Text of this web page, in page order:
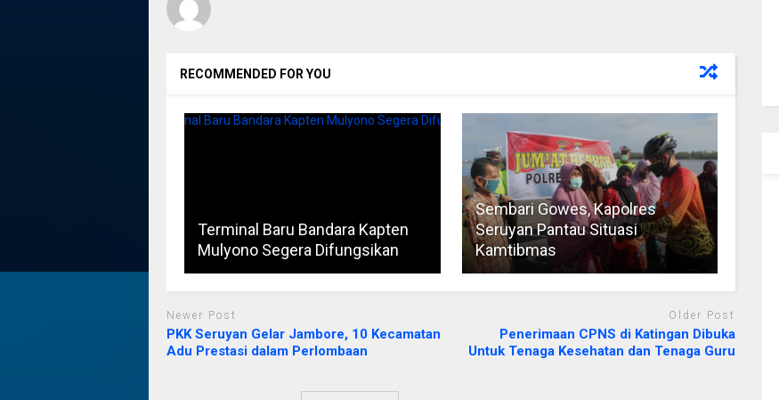
RECOMMENDED FOR YOU
Terminal Baru Bandara Kapten
Mulyono Segera Difungsikan
Sembari Gowes, Kapolres
Seruyan Pantau Situasi
Kamtibmas
Newer Post
PKK Seruyan Gelar Jambore, 10 Kecamatan
Adu Prestasi dalam Perlombaan
Older Post
Penerimaan CPNS di Katingan Dibuka
Untuk Tenaga Kesehatan dan Tenaga Guru